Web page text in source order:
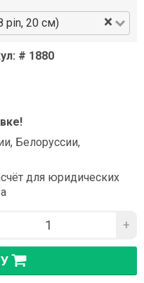
pin, 20 см)
×
# 1880
Белоруссии,
для юридических
+